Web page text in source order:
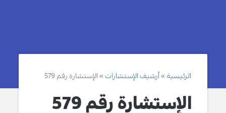
الرئيسية أرشيف الإستشارات الإستشارة رقم 579
الإستشارة رقم 579